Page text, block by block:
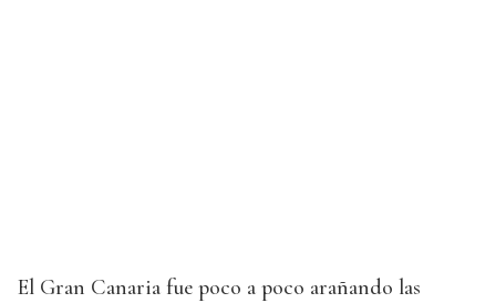
El Gran Canaria fue poco a poco arañando las